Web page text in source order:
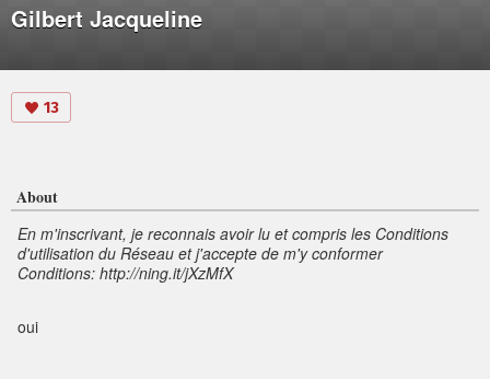
Gilbert Jacqueline
13
About
En m'inscrivant, je reconnais avoir lu et compris les Conditions
d'utilisation du Réseau et j'accepte de m'y conformer
Conditions: http://ning.it/jXzMfX
oui